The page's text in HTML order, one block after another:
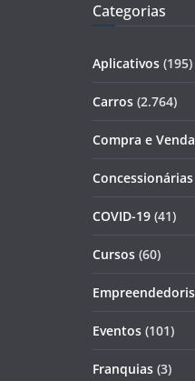
Categorias
Aplicativos (195)
Carros (2.764)
Compra e
Concessionárias
COVID-19 (41)
Cursos (60)
Eventos (101)
Franquias (3)